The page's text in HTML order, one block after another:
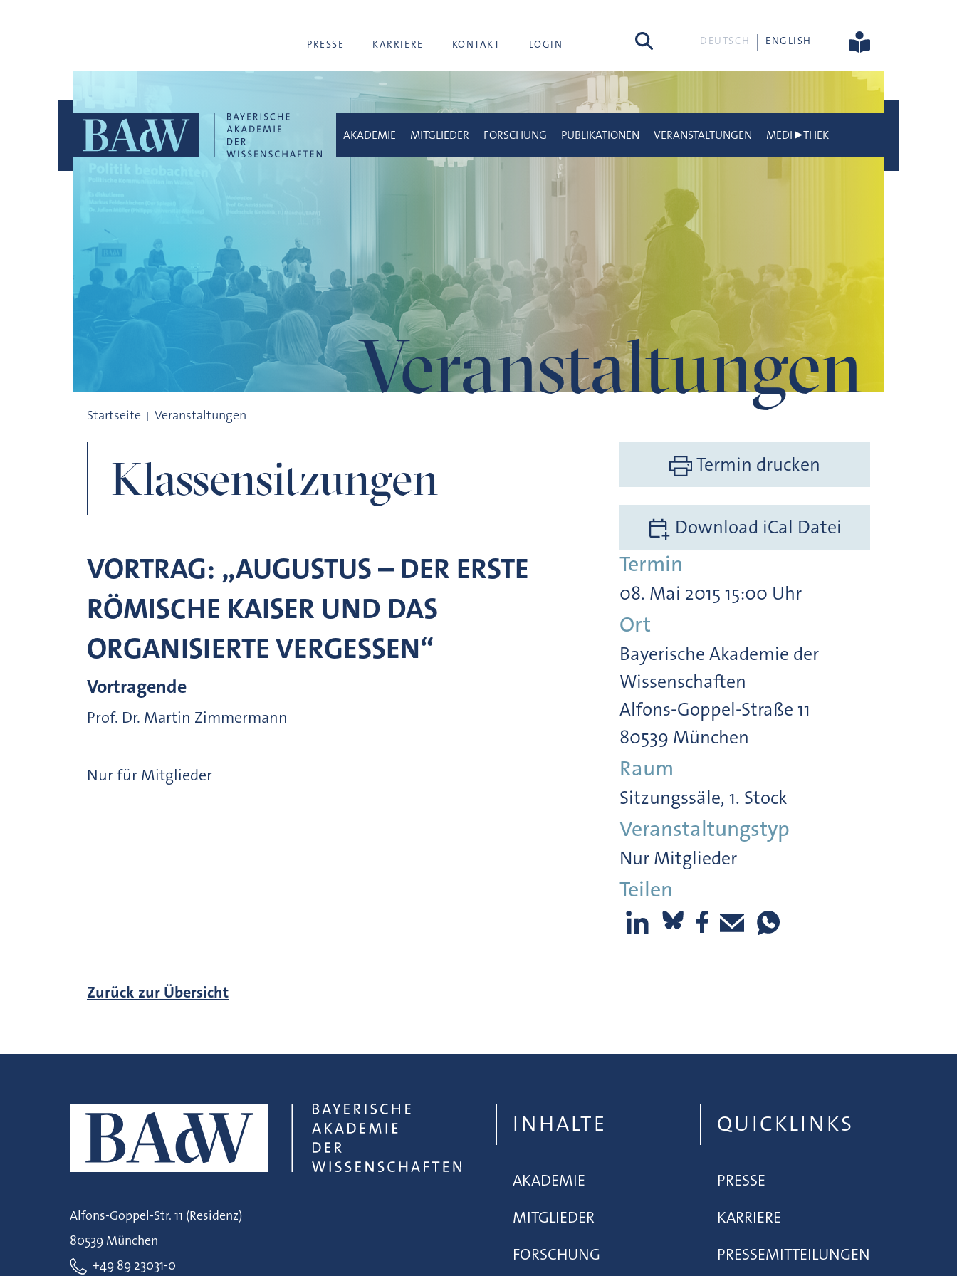
PRESSE KARRIERE KONTAKT LOGIN Suche DEUTSCH ENGLISH
Veranstaltungen
AKADEMIE MITGLIEDER FORSCHUNG PUBLIKATIONEN VERANSTALTUNGEN MEDI▶THEK
Startseite Veranstaltungen
Klassensitzungen
VORTRAG: „AUGUSTUS – DER ERSTE
RÖMISCHE KAISER UND DAS
ORGANISIERTE VERGESSEN“
Vortragende
Prof. Dr. Martin Zimmermann
Nur für Mitglieder
Termin drucken
Download iCal Datei
Termin
08. Mai 2015 15:00 Uhr
Ort
Bayerische Akademie der
Wissenschaften
Alfons-Goppel-Straße 11
80539 München
Raum
Sitzungssäle, 1. Stock
Veranstaltungstyp
Nur Mitglieder
Teilen
Zurück zur Übersicht
Alfons-Goppel-Str. 11 (Residenz)
80539 München
+49 89 23031-0
INHALTE
AKADEMIE
MITGLIEDER
FORSCHUNG
QUICKLINKS
PRESSE
KARRIERE
PRESSEMITTEILUNGEN